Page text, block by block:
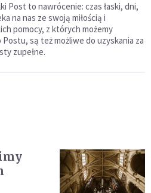
Post to nawrócenie: czas łaski, dni,
na nas ze swoją miłością i
pomocy, z których możemy
są też możliwe do uzyskania za
zupełne.